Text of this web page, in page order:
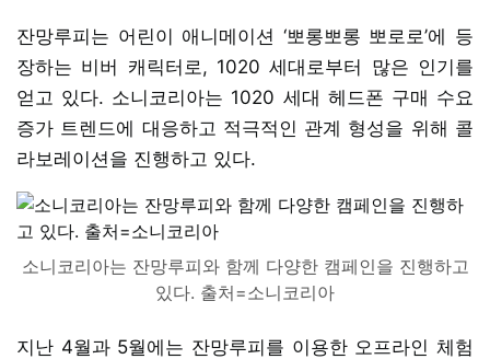
잔망루피는 어린이 애니메이션 ‘뽀롱뽀롱 뽀로로’에 등
장하는 비버 캐릭터로, 1020 세대로부터 많은 인기를
얻고 있다. 소니코리아는 1020 세대 헤드폰 구매 수요
증가 트렌드에 대응하고 적극적인 관계 형성을 위해 콜
라보레이션을 진행하고 있다.
소니코리아는 잔망루피와 함께 다양한 캠페인을 진행하고
있다. 출처=소니코리아
지난 4월과 5월에는 잔망루피를 이용한 오프라인 체험